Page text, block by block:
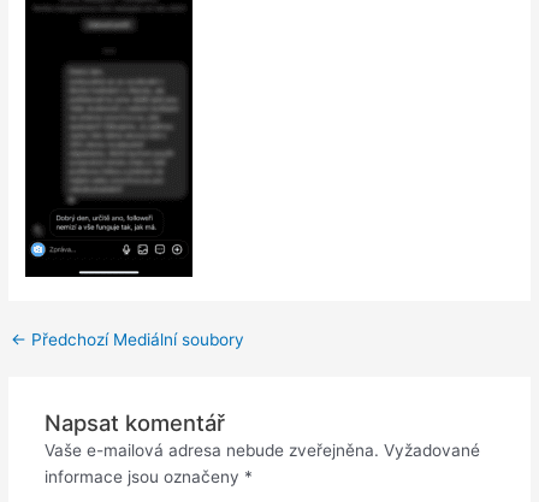
← Předchozí Mediální soubory
Napsat komentář
Vaše e-mailová adresa nebude zveřejněna. Vyžadované
informace jsou označeny *